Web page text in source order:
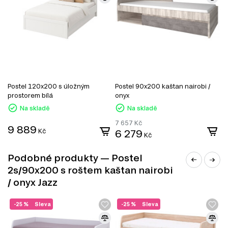
Jednolůžková postel
Manželské postele
Šatní skříň
Úložný prostor
DŘEVOTŘÍSKA
Postel 120x200 s úložným
prostorem bílá
Na skladě
9 889 Kč
Postel 90x200 kaštan nairobi /
onyx
Na skladě
7 657 Kč
6 279 Kč
Podobné produkty — Postel
2s/90x200 s roštem kaštan nairobi
/ onyx Jazz
Sleva
-25 % Sleva
-25 %